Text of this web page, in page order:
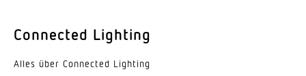
Farbwiedergabeindex CRI
80-89
Connected Lighting
Alles über Connected Lighting